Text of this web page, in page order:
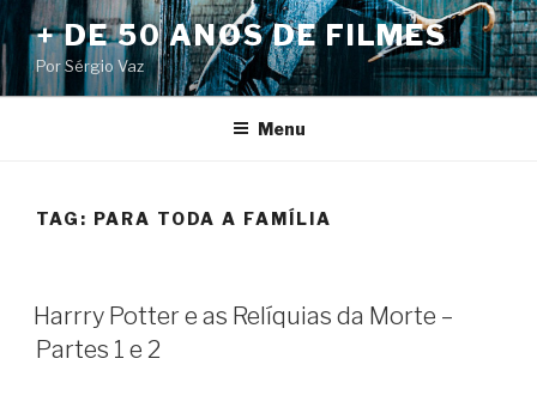
Pular
para
o
conteúdo
+ DE 50 ANOS DE FILMES
Por Sérgio Vaz
Menu
TAG: PARA TODA A FAMÍLIA
Harrry Potter e as Relíquias da Morte –
Partes 1 e 2